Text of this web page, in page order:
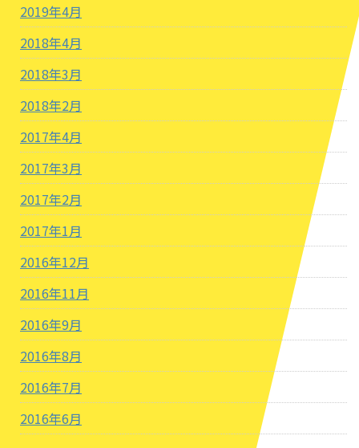
2019年4月
2018年4月
2018年3月
2018年2月
2017年4月
2017年3月
2017年2月
2017年1月
2016年12月
2016年11月
2016年9月
2016年8月
2016年7月
2016年6月